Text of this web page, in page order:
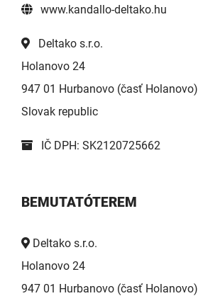
www.kandallo-deltako.hu
Deltako s.r.o.
Holanovo 24
947 01 Hurbanovo (časť Holanovo)
Slovak republic
IČ DPH: SK2120725662
BEMUTATÓTEREM
Deltako s.r.o.
Holanovo 24
947 01 Hurbanovo (časť Holanovo)